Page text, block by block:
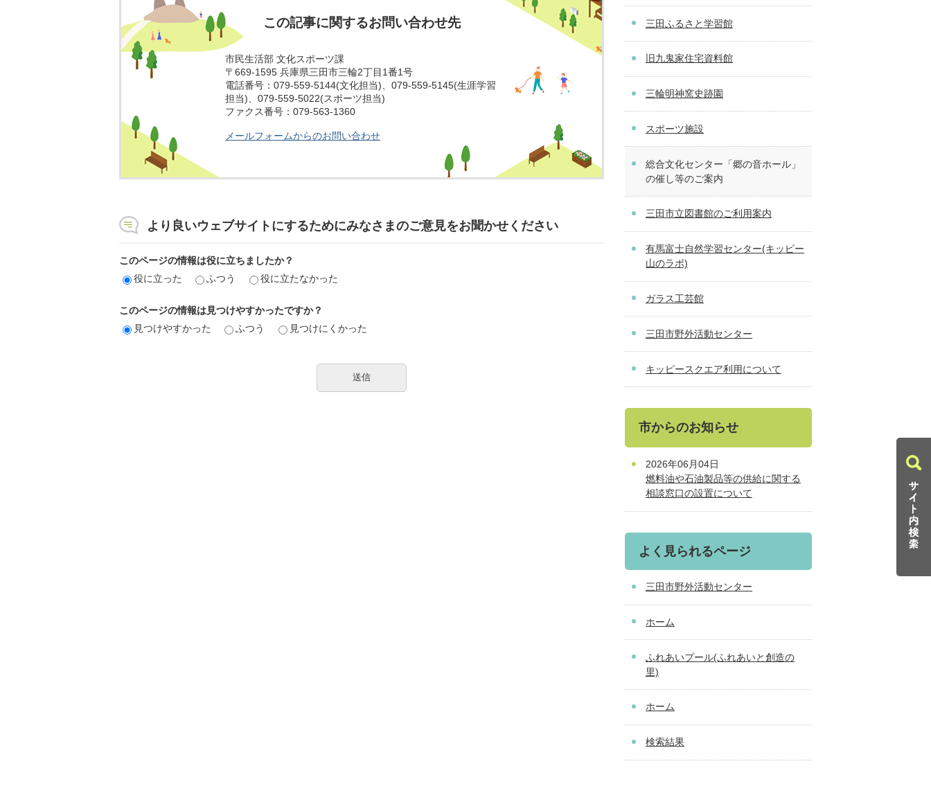
この記事に関するお問い合わせ先
市民生活部 文化スポーツ課
〒669-1595 兵庫県三田市三輪2丁目1番1号
電話番号：079-559-5144(文化担当)、079-559-5145(生涯学習
担当)、079-559-5022(スポーツ担当)
ファクス番号：079-563-1360
メールフォームからのお問い合わせ
より良いウェブサイトにするためにみなさまのご意見をお聞かせください
このページの情報は役に立ちましたか？
役に立った
ふつう 役に立たなかった
このページの情報は見つけやすかったですか？
見つけやすかった
ふつう 見つけにくかった
三田ふるさと学習館
旧九鬼家住宅資料館
三輪明神窯史跡園
スポーツ施設
総合文化センター「郷の音ホール」
の催し等のご案内
三田市立図書館のご利用案内
有馬富士自然学習センター(キッピー
山のラボ)
ガラス工芸館
三田市野外活動センター
キッピースクエア利用について
市からのお知らせ
2026年06月04日
燃料油や石油製品等の供給に関する
相談窓口の設置について
よく見られるページ
三田市野外活動センター
ホーム
ふれあいプール(ふれあいと創造の
里)
ホーム
検索結果